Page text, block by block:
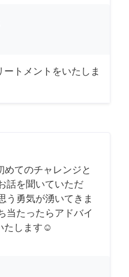
トメントをいたしま
めてのチャレンジと
話を聞いていただ
う勇気が湧いてきま
当たったらアドバイ
たします☺️